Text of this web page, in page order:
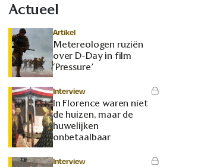
Actueel
Artikel
Metereologen ruziën
over D-Day in film
‘Pressure’
Interview
In Florence waren niet
de huizen, maar de
huwelijken
onbetaalbaar
Interview